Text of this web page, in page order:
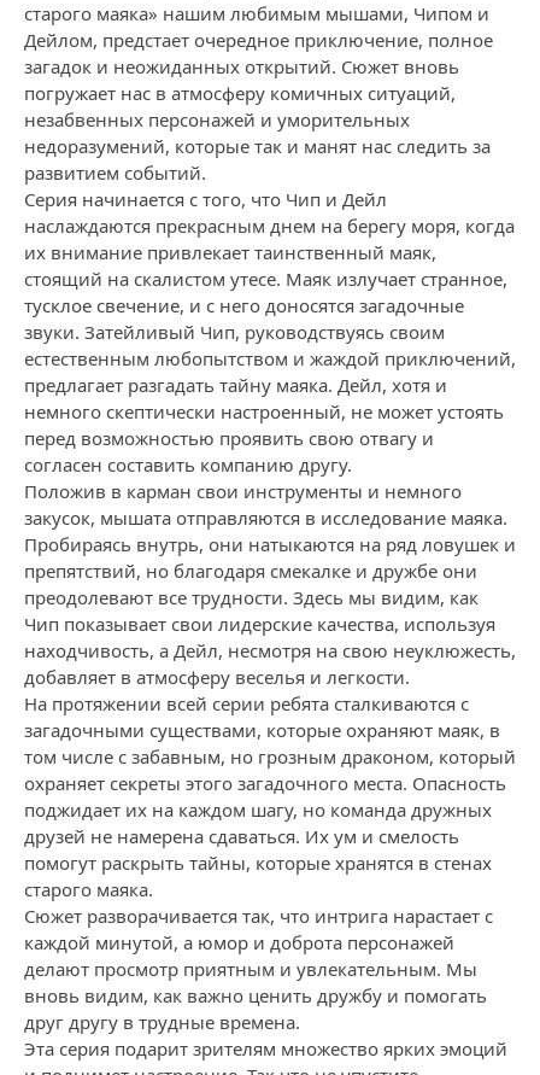
старого маяка» нашим любимым мышами, Чипом и
Дейлом, предстает очередное приключение, полное
загадок и неожиданных открытий. Сюжет вновь
погружает нас в атмосферу комичных ситуаций,
незабвенных персонажей и уморительных
недоразумений, которые так и манят нас следить за
развитием событий.
Серия начинается с того, что Чип и Дейл
наслаждаются прекрасным днем на берегу моря, когда
их внимание привлекает таинственный маяк,
стоящий на скалистом утесе. Маяк излучает странное,
тусклое свечение, и с него доносятся загадочные
звуки. Затейливый Чип, руководствуясь своим
естественным любопытством и жаждой приключений,
предлагает разгадать тайну маяка. Дейл, хотя и
немного скептически настроенный, не может устоять
перед возможностью проявить свою отвагу и
согласен составить компанию другу.
Положив в карман свои инструменты и немного
закусок, мышата отправляются в исследование маяка.
Пробираясь внутрь, они натыкаются на ряд ловушек и
препятствий, но благодаря смекалке и дружбе они
преодолевают все трудности. Здесь мы видим, как
Чип показывает свои лидерские качества, используя
находчивость, а Дейл, несмотря на свою неуклюжесть,
добавляет в атмосферу веселья и легкости.
На протяжении всей серии ребята сталкиваются с
загадочными существами, которые охраняют маяк, в
том числе с забавным, но грозным драконом, который
охраняет секреты этого загадочного места. Опасность
поджидает их на каждом шагу, но команда дружных
друзей не намерена сдаваться. Их ум и смелость
помогут раскрыть тайны, которые хранятся в стенах
старого маяка.
Сюжет разворачивается так, что интрига нарастает с
каждой минутой, а юмор и доброта персонажей
делают просмотр приятным и увлекательным. Мы
вновь видим, как важно ценить дружбу и помогать
друг другу в трудные времена.
Эта серия подарит зрителям множество ярких эмоций